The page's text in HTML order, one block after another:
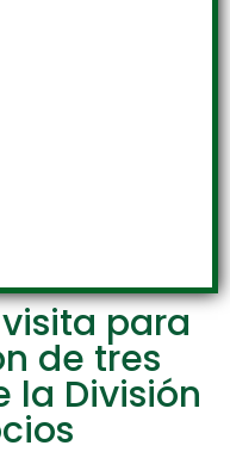
para
de tres
la División